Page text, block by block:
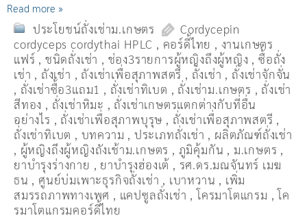
Read more »
ประโยชน์ถั่งเช่าม.เกษตร
Cordycepin
cordyceps cordythai HPLC , คอร์ดี้ไทย , งานเกษตร
แฟร์ , ชนิดถั่งเช่า , ช่อง3รายการผู้หญิงถึงผู้หญิง ,ซื้อถั่ง
เช่า , ถังเช่า , ถังเช่าเพื่อสุภาพสตรี , ถั่งเช่า , ถั่งเช่าจักจั่น
, ถั่งเช่าซื้อ3แถม1 , ถั่งเช่าทิเบต , ถั่งเช่าม.เกษตร , ถั่งเช่า
สีทอง , ถั่งเช่าหิมะ , ถั่งเช่าเกษตรแตกต่างกับที่อื่น
อย่างไร , ถั่งเช่าเพื่อสุภาพบุรุษ , ถั่งเช่าเพื่อสุภาพสตรี ,
ถั่่งเช่าทิเบต , บทความ , ประเภทถั่งเช่า , ผลิตภัณฑ์ถั่งเช่า
, ผู้หญิงถึงผู้หญิงถังเช้าม.เกษตร , ภูมิคุ้มกัน , ม.เกษตร ,
ยาบำรุงร่างกาย , ยาบำรุงฮ่องเต้ , รศ.ดร.มณจันทร์ เมฆ
ธน , ศูนย์บ่มเพาะธุรกิจถั่งเช่า , เบาหวาน , เพิ่ม
สมรรถภาพทางเพศ , แคปซูลถั่งเช่า ,โครมาโตแกรม ,โค
รมาโตแกรมคอร์ดี้ไทย